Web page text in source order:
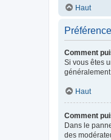
Haut
Comment
Si vous êtes
Haut
Comment
Dans le
des